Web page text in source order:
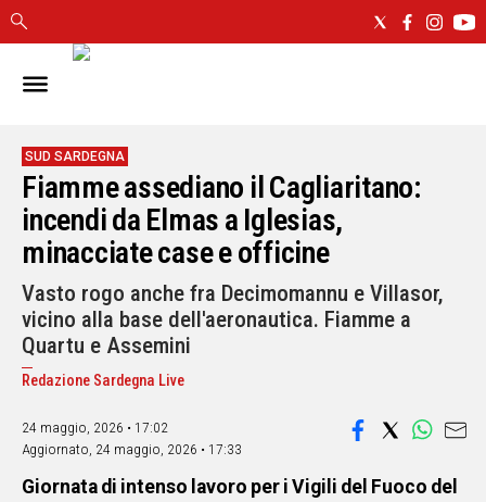
IN
CAGLIARI
SASSARI
NUORO
ORISTANO
SULCIS
GALLURA
OGLIASTRA
MEDIO
CAMPIDANO
ALTRE
NOTIZIE
POLITICA
SUD SARDEGNA
Fiamme assediano il Cagliaritano:
incendi da Elmas a Iglesias,
minacciate case e officine
Vasto rogo anche fra Decimomannu e Villasor,
vicino alla base dell'aeronautica. Fiamme a
Quartu e Assemini
Redazione Sardegna Live
24 maggio, 2026 • 17:02
Aggiornato, 24 maggio, 2026 • 17:33
Giornata di intenso lavoro per i Vigili del Fuoco del